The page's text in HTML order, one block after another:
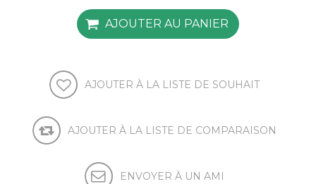
AJOUTER AU PANIER
AJOUTER À LA LISTE DE SOUHAIT
AJOUTER À LA LISTE DE COMPARAISON
ENVOYER À UN AMI